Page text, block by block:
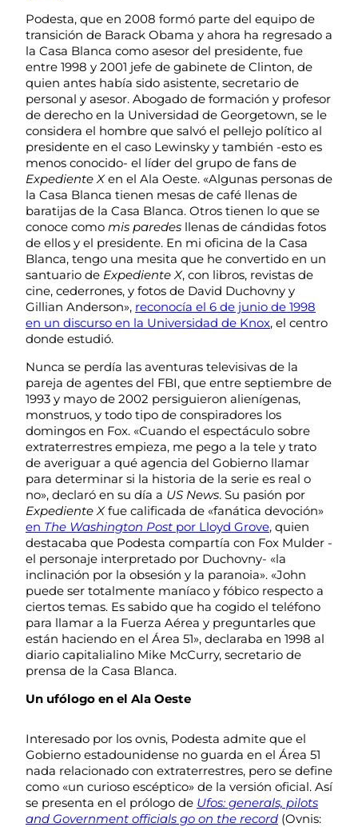
Podesta, que en 2008 formó parte del equipo de
transición de Barack Obama y ahora ha regresado a
la Casa Blanca como asesor del presidente, fue
entre 1998 y 2001 jefe de gabinete de Clinton, de
quien antes había sido asistente, secretario de
personal y asesor. Abogado de formación y profesor
de derecho en la Universidad de Georgetown, se le
considera el hombre que salvó el pellejo político al
presidente en el caso Lewinsky y también -esto es
menos conocido- el líder del grupo de fans de
Expediente Xen el Ala Oeste. «Algunas personas de
la Casa Blanca tienen mesas de café llenas de
baratijas de la Casa Blanca. Otros tienen lo que se
conoce como mis paredes llenas de cándidas fotos
de ellos y el presidente. En mi oficina de la Casa
Blanca, tengo una mesita que he convertido en un
santuario de Expediente X, con libros, revistas de
cine, cederrones, y fotos de David Duchovny y
Gillian Anderson», reconocía el 6 de junio de 1998
en un discurso en la Universidad de Knox, el centro
donde estudió.
Nunca se perdía las aventuras televisivas de la
pareja de agentes del FBI, que entre septiembre de
1993 y mayo de 2002 persiguieron alienígenas,
monstruos, y todo tipo de conspiradores los
domingos en Fox. «Cuando el espectáculo sobre
extraterrestres empieza, me pego a la tele y trato
de averiguar a qué agencia del Gobierno llamar
para determinar si la historia de la serie es real o
no», declaró en su día a US News. Su pasión por
Expediente Xfue calificada de «fanática devoción»
en The Washington Post por Lloyd Grove, quien
destacaba que Podesta compartía con Fox Mulder -
el personaje interpretado por Duchovny- «la
inclinación por la obsesión y la paranoia». «John
puede ser totalmente maníaco y fóbico respecto a
ciertos temas. Es sabido que ha cogido el teléfono
para llamar a la Fuerza Aérea y preguntarles que
están haciendo en el Área 51», declaraba en 1998 al
diario capitalialino Mike McCurry, secretario de
prensa de la Casa Blanca.
Un ufólogo en el Ala Oeste
Interesado por los ovnis, Podesta admite que el
Gobierno estadounidense no guarda en el Área 51
nada relacionado con extraterrestres, pero se define
como «un curioso escéptico» de la versión oficial. Así
se presenta en el prólogo de Ufos: generals, pilots
and Government officials go on the record (Ovnis: